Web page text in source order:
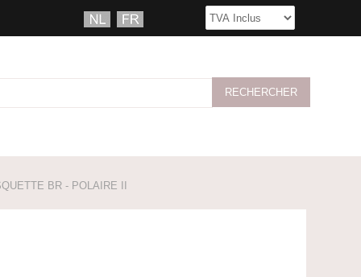
BR - POLAIRE II